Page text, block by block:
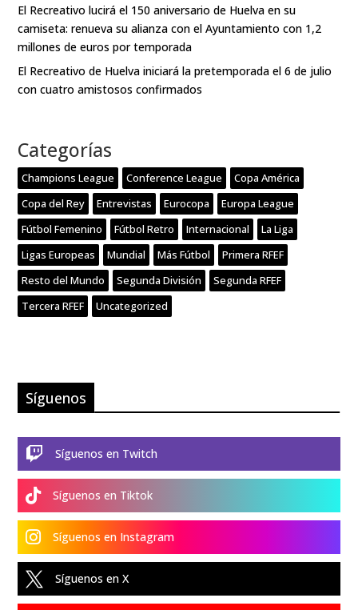
El Recreativo lucirá el 150 aniversario de Huelva en su
camiseta: renueva su alianza con el Ayuntamiento con 1,2
millones de euros por temporada
El Recreativo de Huelva iniciará la pretemporada el 6 de julio
con cuatro amistosos confirmados
Categorías
Champions League Conference League
Copa América
Copa del Rey
Entrevistas Eurocopa
Europa League
Fútbol Femenino
Fútbol Retro Internacional
La Liga
Ligas Europeas
Mundial Más Fútbol
Primera RFEF
Resto del Mundo
Segunda División
Segunda RFEF
Tercera RFEF
Uncategorized
Síguenos
 Síguenos en Twitch
 Síguenos en Tiktok
 Síguenos en Instagram
 Síguenos en X